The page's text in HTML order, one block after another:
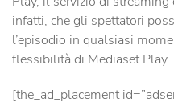
infatti, che gli spettatori
l’episodio in qualsiasi
flessibilità di Mediaset Play.
[the_ad_placement